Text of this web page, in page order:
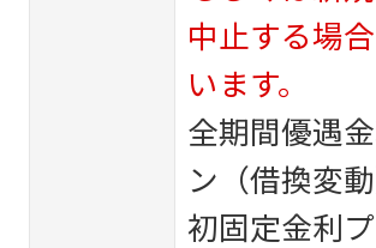
中止する場
います。
全期間優遇
ン（借換変
初固定金利プ